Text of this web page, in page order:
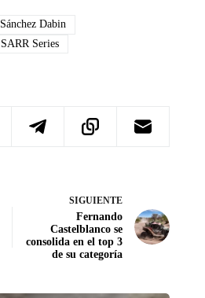
Dabin
Series
SIGUIENTE
Fernando
Castelblanco se
consolida en el top 3
de su categoría